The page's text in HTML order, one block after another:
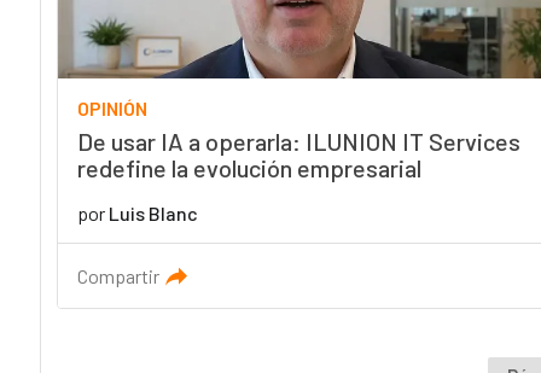
OPINIÓN
De usar IA a operarla: ILUNION IT Services
redefine la evolución empresarial
por Luis Blanc
Compartir